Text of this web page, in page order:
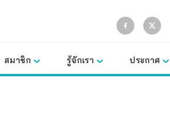
สมาชิก รู้จักเรา ประกาศ